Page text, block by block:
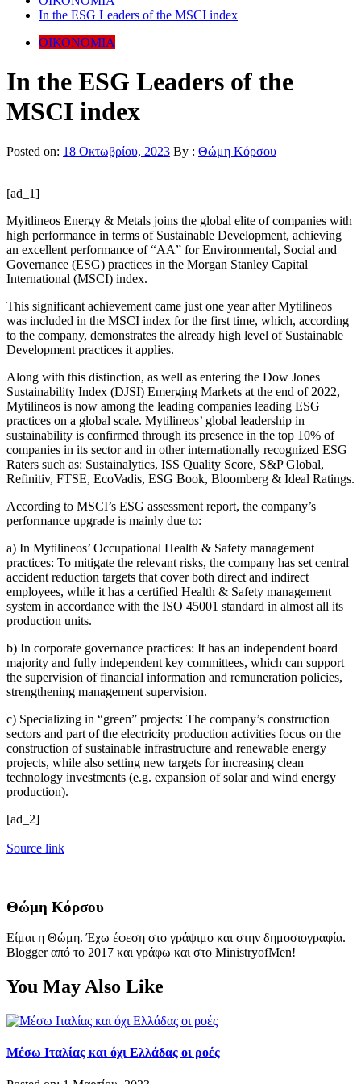
In the ESG Leaders of the MSCI index
ΟΙΚΟΝΟΜΙΑ
In the ESG Leaders of the
MSCI index
Posted on: 18 Οκτωβρίου, 2023 By : Θώμη Κόρσου
[ad_1]
Myitlineos Energy & Metals joins the global elite of companies with
high performance in terms of Sustainable Development, achieving
an excellent performance of “AA” for Environmental, Social and
Governance (ESG) practices in the Morgan Stanley Capital
International (MSCI) index.
This significant achievement came just one year after Mytilineos
was included in the MSCI index for the first time, which, according
to the company, demonstrates the already high level of Sustainable
Development practices it applies.
Along with this distinction, as well as entering the Dow Jones
Sustainability Index (DJSI) Emerging Markets at the end of 2022,
Mytilineos is now among the leading companies leading ESG
practices on a global scale. Mytilineos’ global leadership in
sustainability is confirmed through its presence in the top 10% of
companies in its sector and in other internationally recognized ESG
Raters such as: Sustainalytics, ISS Quality Score, S&P Global,
Refinitiv, FTSE, EcoVadis, ESG Book, Bloomberg & Ideal Ratings.
According to MSCI’s ESG assessment report, the company’s
performance upgrade is mainly due to:
a) In Mytilineos’ Occupational Health & Safety management
practices: To mitigate the relevant risks, the company has set central
accident reduction targets that cover both direct and indirect
employees, while it has a certified Health & Safety management
system in accordance with the ISO 45001 standard in almost all its
production units.
b) In corporate governance practices: It has an independent board
majority and fully independent key committees, which can support
the supervision of financial information and remuneration policies,
strengthening management supervision.
c) Specializing in “green” projects: The company’s construction
sectors and part of the electricity production activities focus on the
construction of sustainable infrastructure and renewable energy
projects, while also setting new targets for increasing clean
technology investments (e.g. expansion of solar and wind energy
production).
[ad_2]
Source link
Θώμη Κόρσου
Είμαι η Θώμη. Έχω έφεση στο γράψιμο και στην δημοσιογραφία.
Blogger από το 2017 και γράφω και στο MinistryofMen!
You May Also Like
Μέσω Ιταλίας και όχι Ελλάδας οι ροές